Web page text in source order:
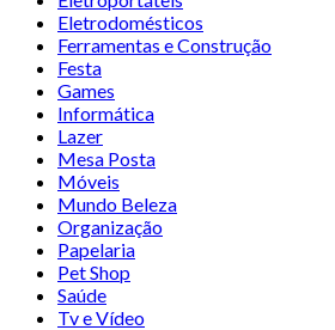
Eletrodomésticos
Ferramentas e Construção
Festa
Games
Informática
Lazer
Mesa Posta
Móveis
Mundo Beleza
Organização
Papelaria
Pet Shop
Saúde
Tv e Vídeo